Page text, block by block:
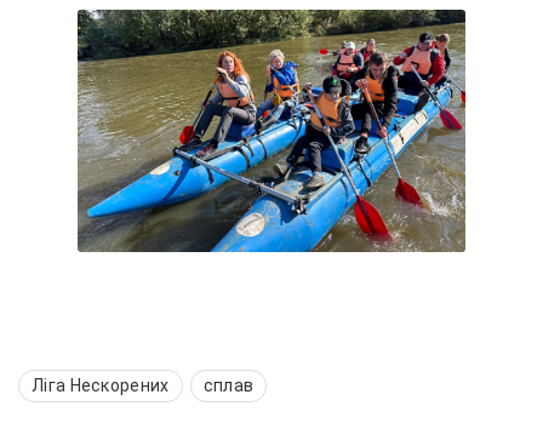
Ліга Нескорених сплав